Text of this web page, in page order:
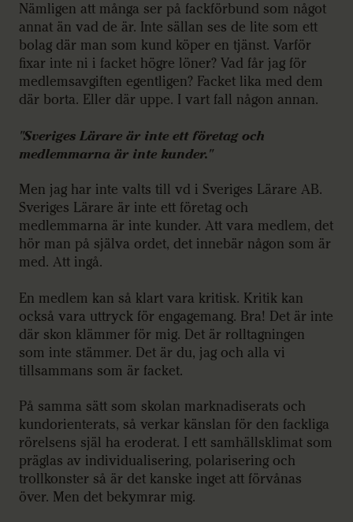
Nämligen att många ser på fackförbund som något
annat än vad de är. Inte sällan ses de lite som ett
bolag där man som kund köper en tjänst. Varför
fixar inte ni i facket högre löner? Vad får jag för
medlemsavgiften egentligen? Facket lika med dem
där borta. Eller där uppe. I vart fall någon annan.
"Sveriges Lärare är inte ett företag och
medlemmarna är inte kunder."
Men jag har inte valts till vd i Sveriges Lärare AB.
Sveriges Lärare är inte ett företag och
medlemmarna är inte kunder. Att vara medlem, det
hör man på själva ordet, det innebär någon som är
med. Att ingå.
En medlem kan så klart vara kritisk. Kritik kan
också vara uttryck för engagemang. Bra! Det är inte
där skon klämmer för mig. Det är rolltagningen
som inte stämmer. Det är du, jag och alla vi
tillsammans som är facket.
På samma sätt som skolan marknadiserats och
kundorienterats, så verkar känslan för den fackliga
rörelsens själ ha eroderat. I ett samhällsklimat som
präglas av individualisering, polarisering och
trollkonster så är det kanske inget att förvånas
över. Men det bekymrar mig.